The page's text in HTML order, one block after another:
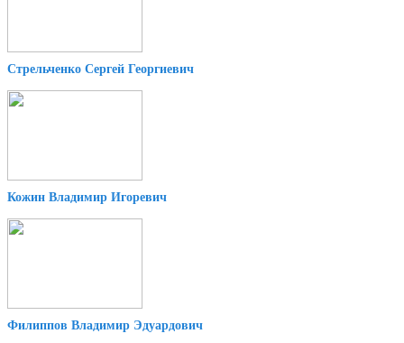
Стрельченко Сергей Георгиевич
Кожин Владимир Игоревич
Филиппов Владимир Эдуардович